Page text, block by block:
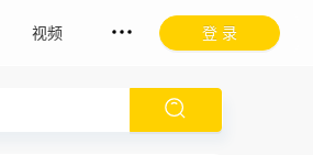
视频 登 录